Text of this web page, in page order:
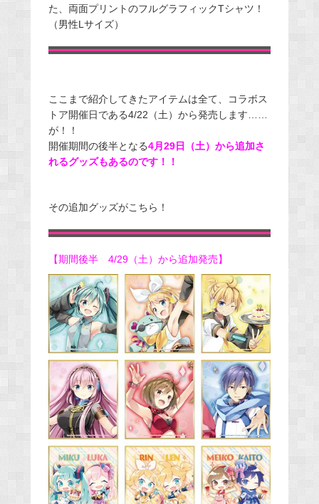
た、両面プリントのフルグラフィックTシャツ！
（男性Lサイズ）
ここまで紹介してきたアイテムは全て、コラボス
トア開催日である4/22（土）から発売します……
が！！
開催期間の後半となる4月29日（土）から追加さ
れるグッズもあるのです！！
その追加グッズがこちら！
【期間後半 4/29（土）から追加発売】